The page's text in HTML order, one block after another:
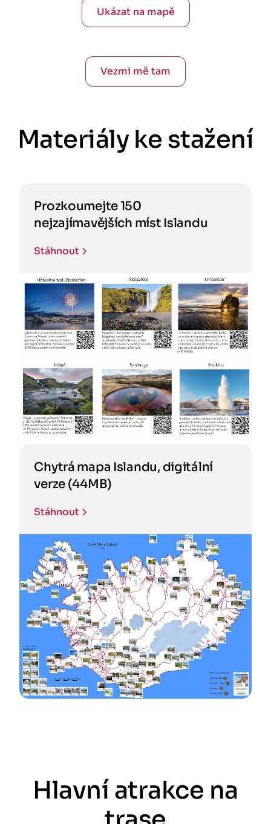
Ukázat na mapě
Vezmi mě tam
Materiály ke stažení
Prozkoumejte 150
nejzajímavějších míst Islandu
Stáhnout
Chytrá mapa Islandu, digitální
verze (44MB)
Stáhnout
Hlavní atrakce na